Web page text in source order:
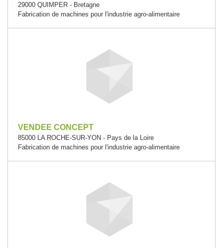
29000 QUIMPER - Bretagne
Fabrication de machines pour l'industrie agro-alimentaire
VENDEE CONCEPT
85000 LA ROCHE-SUR-YON - Pays de la Loire
Fabrication de machines pour l'industrie agro-alimentaire